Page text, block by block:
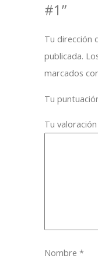
#1”
Tu dirección
publicada.
marcados
Tu
Tu
Nombre*